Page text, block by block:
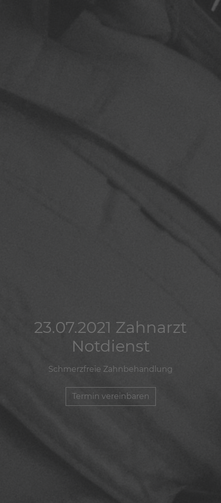
23.07.2021 Zahnarzt
Notdienst
Schmerzfreie Zahnbehandlung
Termin vereinbaren
23.07.2021 Zahnarzt
Notdienst
Schmerzfreie Zahnbehandlung
Termin vereinbaren
23.07.2021 Zahnarzt
Notdienst
Schmerzfreie Zahnbehandlung
Termin vereinbaren